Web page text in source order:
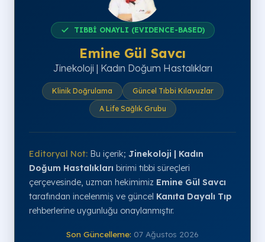
TIBBİ ONAYLI (EVIDENCE-BASED)
Emine Gül Savcı
Jinekoloji | Kadın Doğum Hastalıkları
Klinik Doğrulama
Güncel Tıbbi Kılavuzlar
A Life Sağlık Grubu
Editoryal Not: Bu içerik; Jinekoloji | Kadın
Doğum Hastalıkları birimi tıbbi süreçleri
çerçevesinde, uzman hekimimiz Emine Gül Savcı
tarafından incelenmiş ve güncel Kanıta Dayalı Tıp
rehberlerine uygunluğu onaylanmıştır.
Son Güncelleme: 07 Ağustos 2026